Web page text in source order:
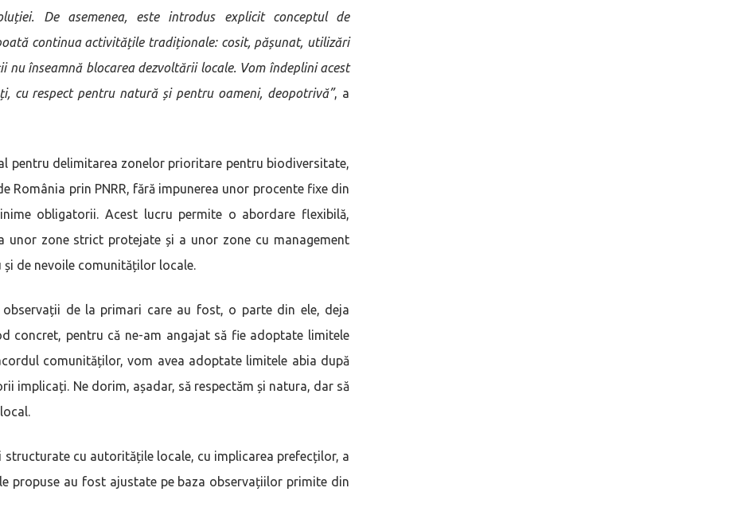
De asemenea, este introdus explicit conceptul de
continua activitățile tradiționale: cosit, pășunat, utilizări
înseamnă blocarea dezvoltării locale. Vom îndeplini acest
cu respect pentru natură și pentru oameni, deopotrivă”, a
pentru delimitarea zonelor prioritare pentru biodiversitate,
România prin PNRR, fără impunerea unor procente fixe din
obligatorii. Acest lucru permite o abordare flexibilă,
zone strict protejate și a unor zone cu management
de nevoile comunităților locale.
de la primari care au fost, o parte din ele, deja
concret, pentru că ne-am angajat să fie adoptate limitele
comunităților, vom avea adoptate limitele abia după
implicați. Ne dorim, așadar, să respectăm și natura, dar să
structurate cu autoritățile locale, cu implicarea prefecților, a
propuse au fost ajustate pe baza observațiilor primite din